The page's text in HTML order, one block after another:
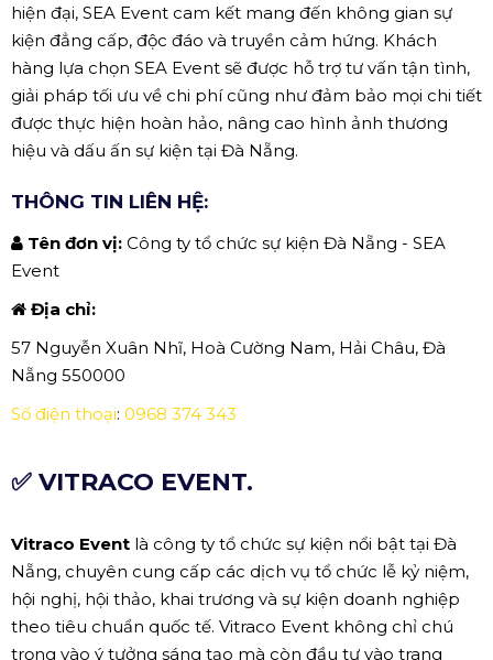
hiện đại, SEA Event cam kết mang đến không gian sự
kiện đẳng cấp, độc đáo và truyền cảm hứng. Khách
hàng lựa chọn SEA Event sẽ được hỗ trợ tư vấn tận tình,
giải pháp tối ưu về chi phí cũng như đảm bảo mọi chi tiết
được thực hiện hoàn hảo, nâng cao hình ảnh thương
hiệu và dấu ấn sự kiện tại Đà Nẵng.
THÔNG TIN LIÊN HỆ:
Tên đơn vị: Công ty tổ chức sự kiện Đà Nẵng - SEA
Event
Địa chỉ:
57 Nguyễn Xuân Nhĩ, Hoà Cường Nam, Hải Châu, Đà
Nẵng 550000
Số điện thoại: 0968 374 343
✅ VITRACO EVENT.
Vitraco Event là công ty tổ chức sự kiện nổi bật tại Đà
Nẵng, chuyên cung cấp các dịch vụ tổ chức lễ kỷ niệm,
hội nghị, hội thảo, khai trương và sự kiện doanh nghiệp
theo tiêu chuẩn quốc tế. Vitraco Event không chỉ chú
trọng vào ý tưởng sáng tạo mà còn đầu tư vào trang